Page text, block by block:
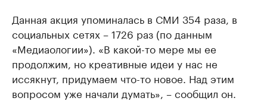
Данная акция упоминалась в СМИ 354 раза, в
социальных сетях – 1726 раз (по данным
«Медиаологии»). «В какой-то мере мы ее
продолжим, но креативные идеи у нас не
иссякнут, придумаем что-то новое. Над этим
вопросом уже начали думать», – сообщил он.